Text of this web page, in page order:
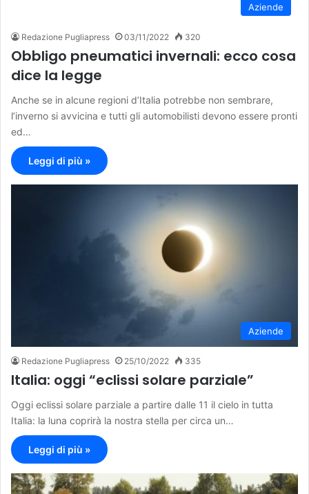
Aziende
Redazione Pugliapress 03/11/2022 320
Obbligo pneumatici invernali: ecco cosa
dice la legge
Anche se in alcune regioni d’Italia potrebbe non sembrare,
l’inverno si avvicina e tutti gli automobilisti devono essere pronti
ed…
Leggi di più »
Aziende
Redazione Pugliapress 25/10/2022 335
Italia: oggi “eclissi solare parziale”
Oggi eclissi solare parziale a partire dalle 11 il cielo in tutta
Italia: la luna coprirà la nostra stella per circa un…
Leggi di più »